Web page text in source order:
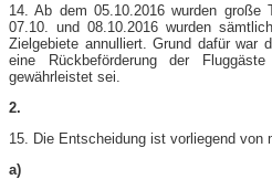
14. Ab dem 05.10.2016 wurden große
07.10. und 08.10.2016 wurden
Zielgebiete annulliert. Grund dafür war
eine Rückbeförderung der
gewährleistet sei.
2.
15. Die Entscheidung ist vorliegend von
a)